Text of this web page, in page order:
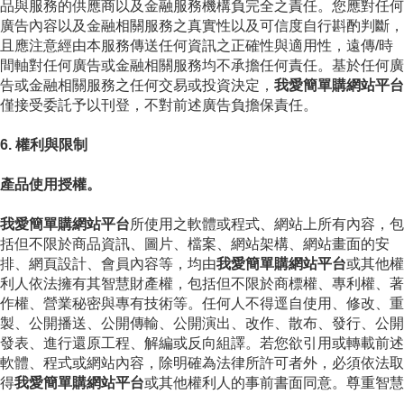
品與服務的供應商以及金融服務機構負完全之責任。您應對任何
廣告內容以及金融相關服務之真實性以及可信度自行斟酌判斷，
且應注意經由本服務傳送任何資訊之正確性與適用性，遠傳/時
間軸對任何廣告或金融相關服務均不承擔任何責任。基於任何廣
告或金融相關服務之任何交易或投資決定， 我愛簡單購網站平台
僅接受委託予以刊登，不對前述廣告負擔保責任。
6. 權利與限制
產品使用授權。
我愛簡單購網站平台所使用之軟體或程式、網站上所有內容，包
括但不限於商品資訊、圖片、檔案、網站架構、網站畫面的安
排、網頁設計、會員內容等，均由我愛簡單購網站平台或其他權
利人依法擁有其智慧財產權，包括但不限於商標權、專利權、著
作權、營業秘密與專有技術等。任何人不得逕自使用、修改、重
製、公開播送、公開傳輸、公開演出、改作、散布、發行、公開
發表、進行還原工程、解編或反向組譯。若您欲引用或轉載前述
軟體、程式或網站內容，除明確為法律所許可者外，必須依法取
得我愛簡單購網站平台或其他權利人的事前書面同意。尊重智慧